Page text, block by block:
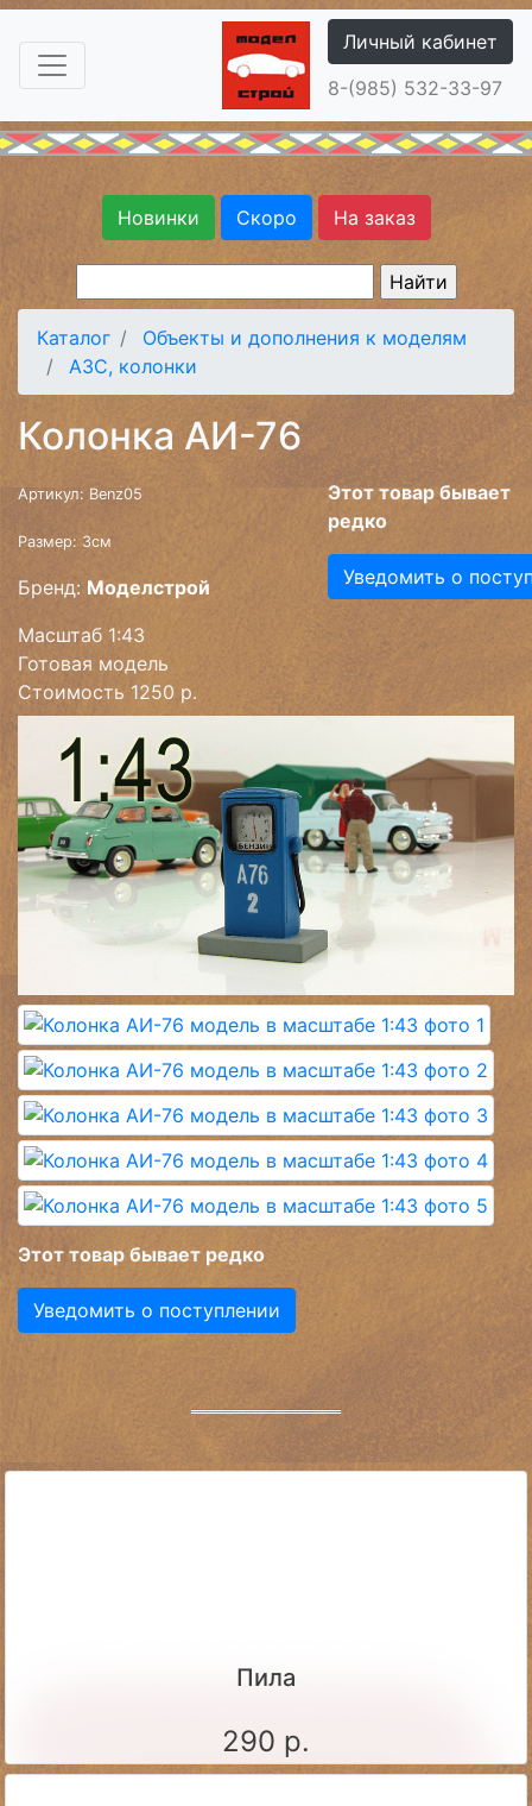
Личный кабинет
8-(985) 532-33-97
Новинки Скоро На заказ
Каталог
Объекты и дополнения к моделям
АЗС, колонки
Колонка АИ-76
Артикул: Benz05
Размер: 3см
Бренд: Моделстрой
Масштаб 1:43
Готовая модель
Стоимость 1250 р.
Этот товар бывает
редко
Уведомить о
Этот товар бывает редко
Уведомить о поступлении
Пила
290 р.